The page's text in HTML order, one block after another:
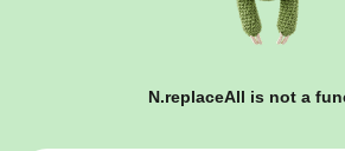
N.replaceAll is not a